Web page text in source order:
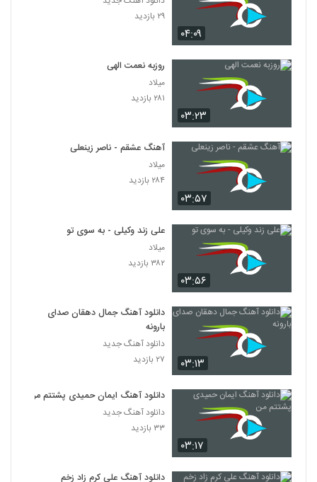
۰۴:۰۹
۲۹ بازدید
۰۳:۲۳
روزبه نعمت الهی
میلاد
۲۸۱ بازدید
۰۳:۵۷
آهنگ عشقم - ناصر زینعلی
میلاد
۲۸۴ بازدید
۰۳:۵۶
علی زند وکیلی - به سوی تو
میلاد
۳۸۲ بازدید
۰۳:۱۳
دانلود آهنگ جمال دهقان صدای
بارونه
دانلود آهنگ جدید
۲۷ بازدید
۰۳:۱۷
دانلود آهنگ ایمان حمیدی پشتتم من
دانلود آهنگ جدید
۳۳ بازدید
دانلود آهنگ علی کرم زاد زخم